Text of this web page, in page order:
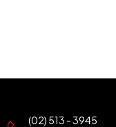
(02) 513 - 3945